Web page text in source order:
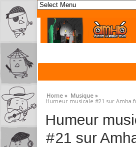
Home » Musique »
Humeur musicale #21 sur
Humeur
#21 sur